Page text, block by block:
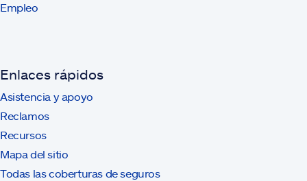
Empleo
Enlaces rápidos
Asistencia y apoyo
Reclamos
Recursos
Mapa del sitio
Todas las coberturas de seguros